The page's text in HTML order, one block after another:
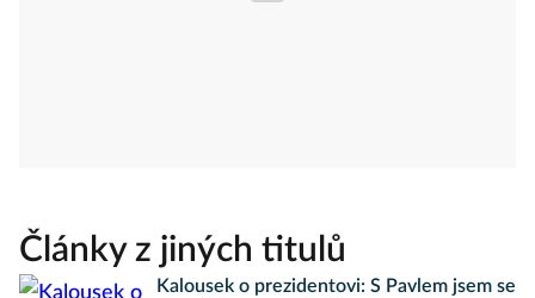
Články z jiných titulů
Kalousek o prezidentovi: S Pavlem jsem se